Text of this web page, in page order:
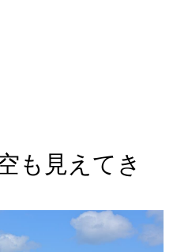
も見えてき